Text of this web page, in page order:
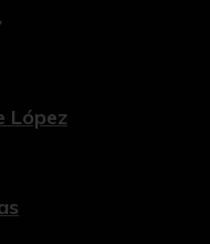
López